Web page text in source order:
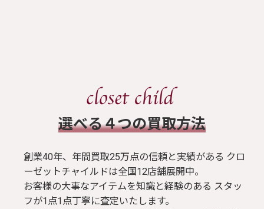
​選べる４つの買取方法
創業40年、年間買取25万点の信頼と実績がある クロ
ーゼットチャイルドは全国12店舗展開中。
お客様の大事なアイテムを知識と経験のある スタッ
フが1点1点丁寧に査定いたします。